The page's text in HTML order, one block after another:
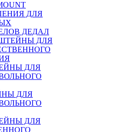
ДЛЯ
ДЕДАЛ
ДЛЯ
ДЛЯ